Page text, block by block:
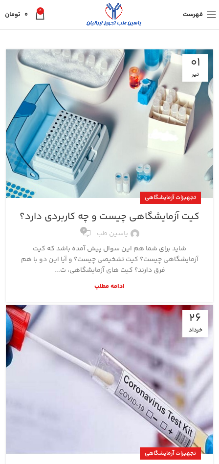
فهرست 0
0 تومان
01
تیر
تجهیزات آزمایشگاهی
کیت آزمایشگاهی چیست و چه کاربردی دارد؟
یاسین طب 0
شاید برای شما هم این سوال پیش آمده باشد که کیت
آزمایشگاهی چیست؟ کیت تشخیصی چیست؟ و آیا این دو با هم
فرق دارند؟ کیت های آزمایشگاهی، ت...
ادامه مطلب
26
خرداد
تجهیزات آزمایشگاهی